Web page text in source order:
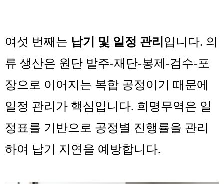
여섯 번째는 납기 및 일정 관리 입니다. 의
류 생산은 원단 발주-재단-봉제-검수-포
장으로 이어지는 복합 공정이기 때문에
일정 관리가 핵심입니다. 희명무역은 일
정표를 기반으로 공정별 진행률을 관리
하여 납기 지연을 예방합니다.